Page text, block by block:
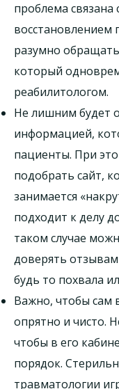
проблема связана
восстановлением
разумно
который
реабилитологом.
Не лишним будет
информацией,
пациенты. При
подобрать сайт,
занимается
подходит к делу
таком случае
доверять
будь то похвала
Важно, чтобы сам
опрятно и чисто.
чтобы в его
порядок.
травматологии